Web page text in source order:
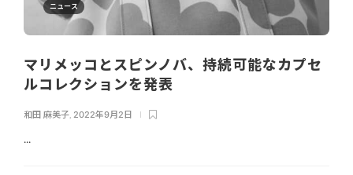
ニュース
マリメッコとスピンノバ、持続可能なカプセ
ルコレクションを発表
和田 麻美子 2022年9月2日
...